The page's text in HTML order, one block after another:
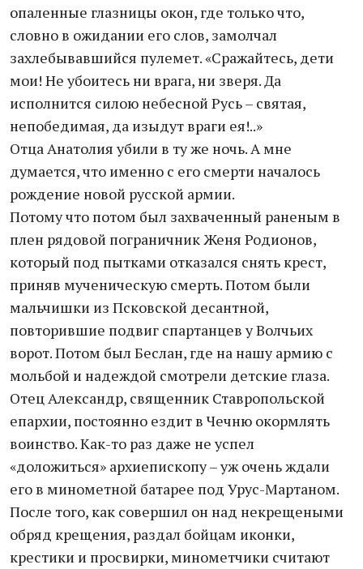
опаленные глазницы окон, где только что,
словно в ожидании его слов, замолчал
захлебывавшийся пулемет. «Сражайтесь, дети
мои! Не убоитесь ни врага, ни зверя. Да
исполнится силою небесной Русь – святая,
непобедимая, да изыдут враги ея!..»
Отца Анатолия убили в ту же ночь. А мне
думается, что именно с его смерти началось
рождение новой русской армии.
Потому что потом был захваченный раненым в
плен рядовой пограничник Женя Родионов,
который под пытками отказался снять крест,
приняв мученическую смерть. Потом были
мальчишки из Псковской десантной,
повторившие подвиг спартанцев у Волчьих
ворот. Потом был Беслан, где на нашу армию с
мольбой и надеждой смотрели детские глаза.
Отец Александр, священник Ставропольской
епархии, постоянно ездит в Чечню окормлять
воинство. Как-то раз даже не успел
«доложиться» архиепископу – уж очень ждали
его в минометной батарее под Урус-Мартаном.
После того, как совершил он над некрещеными
обряд крещения, раздал бойцам иконки,
крестики и просвирки, минометчики считают